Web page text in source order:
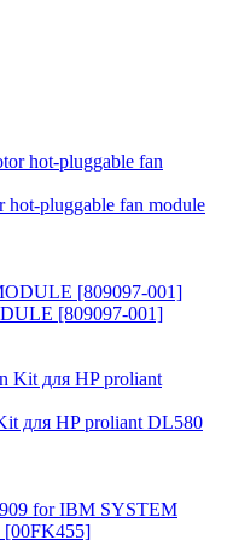
hot-pluggable fan module
[809097-001]
для HP proliant DL580